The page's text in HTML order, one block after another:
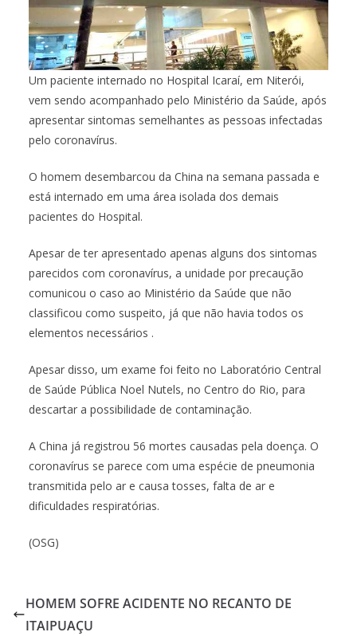
Um paciente internado no Hospital Icaraí, em Niterói,
vem sendo acompanhado pelo Ministério da Saúde, após
apresentar sintomas semelhantes as pessoas infectadas
pelo coronavírus.
O homem desembarcou da China na semana passada e
está internado em uma área isolada dos demais
pacientes do Hospital.
Apesar de ter apresentado apenas alguns dos sintomas
parecidos com coronavírus, a unidade por precaução
comunicou o caso ao Ministério da Saúde que não
classificou como suspeito, já que não havia todos os
elementos necessários .
Apesar disso, um exame foi feito no Laboratório Central
de Saúde Pública Noel Nutels, no Centro do Rio, para
descartar a possibilidade de contaminação.
A China já registrou 56 mortes causadas pela doença. O
coronavírus se parece com uma espécie de pneumonia
transmitida pelo ar e causa tosses, falta de ar e
dificuldades respiratórias.
(OSG)
HOMEM SOFRE ACIDENTE NO RECANTO DE
ITAIPUAÇU